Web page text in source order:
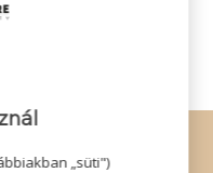
|Elállás
„süti")